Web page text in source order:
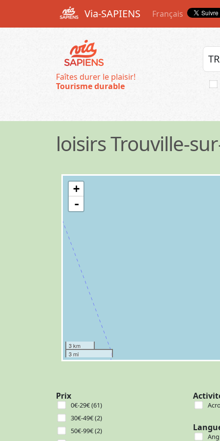
Via-SAPIENS Français
Faîtes durer le plaisir!
Tourisme durable
loisirs Trouville-
+
-
3 km
3 mi
Prix
0€-29€ (61)
30€-49€ (2)
50€-99€ (2)